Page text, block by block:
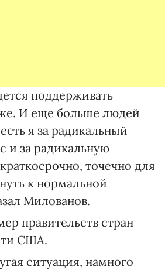
поддерживать
И еще больше людей
я за радикальный
и за радикальную
точечно для
к нормальной
Милованов.
правительств стран
США.
ситуация, намного